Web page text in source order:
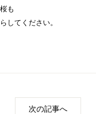
も
してください。
次の記事へ